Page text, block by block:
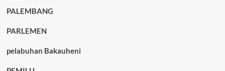
PALEMBANG
PARLEMEN
pelabuhan Bakauheni